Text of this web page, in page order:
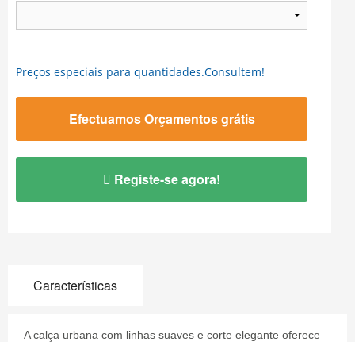
Preços especiais para quantidades.Consultem!
Efectuamos Orçamentos grátis
Registe-se agora!
Características
A calça urbana com linhas suaves e corte elegante oferece